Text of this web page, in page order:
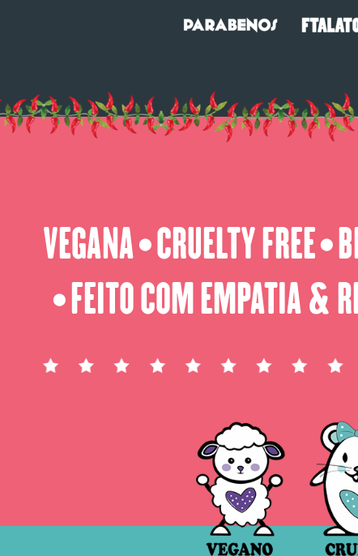
VEGANA ⬤ CRUELTY FREE ⬤
⬤ FEITO COM EMPATIA &